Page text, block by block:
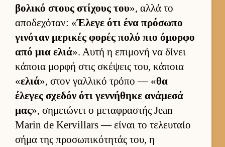
βολικό στους στίχους του», αλλά το
αποδεχόταν: «Έλεγε ότι ένα πρόσωπο
γινόταν μερικές φορές πολύ πιο όμορφο
από μια ελιά». Αυτή η επιμονή να δίνει
κάποια μορφή στις σκέψεις του, κάποια
«ελιά», στον γαλ­λικό τρόπο — «θα
έλεγες σχεδόν ότι γεν­νήθηκε ανάμεσά
μας», σημειώνει ο μεταφραστής Jean
Marin de Kervillars — εί­ναι το τελευ­ταίο
σήμα της προσωπικότητάς του, η